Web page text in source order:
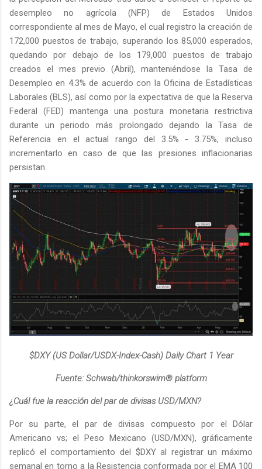
desempleo no agrícola (NFP) de Estados Unidos
correspondiente al mes de Mayo, el cual registro la creación de
172,000 puestos de trabajo, superando los 85,000 esperados,
quedando por debajo de los 179,000 puestos de trabajo
creados el mes previo (Abril), manteniéndose la Tasa de
Desempleo en 4.3% de acuerdo con la Oficina de Estadísticas
Laborales (BLS), así como por la expectativa de que la Reserva
Federal (FED) mantenga una postura monetaria restrictiva
durante un periodo más prolongado dejando la Tasa de
Referencia en el actual rango del 3.5% - 3.75%, incluso
incrementarlo en caso de que las presiones inflacionarias
persistan.
$DXY (US Dollar/USDX-Index-Cash) Daily Chart 1 Year
Fuente: Schwab/thinkorswim® platform
¿Cuál fue la reacción del par de divisas USD/MXN?
Por su parte, el par de divisas compuesto por el Dólar
Americano vs; el Peso Mexicano (USD/MXN), gráficamente
replicó el comportamiento del $DXY al registrar un máximo
semanal en torno a la Resistencia conformada por el EMA 100